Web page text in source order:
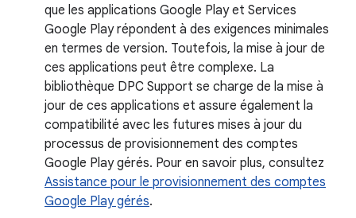
que les applications Google Play et Services
Google Play répondent à des exigences minimales
en termes de version. Toutefois, la mise à jour de
ces applications peut être complexe. La
bibliothèque DPC Support se charge de la mise à
jour de ces applications et assure également la
compatibilité avec les futures mises à jour du
processus de provisionnement des comptes
Google Play gérés. Pour en savoir plus, consultez
Assistance pour le provisionnement des comptes
Google Play gérés.